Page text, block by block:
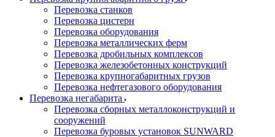
Перевозка станков
Перевозка цистерн
Перевозка оборудования
Перевозка металлических ферм
Перевозка дробильных комплексов
Перевозка железобетонных конструкций
Перевозка крупногабаритных грузов
Перевозка нефтегазового оборудования
Перевозка негабарита
Перевозка сборных металлоконструкций и
сооружений
Перевозка буровых установок SUNWARD